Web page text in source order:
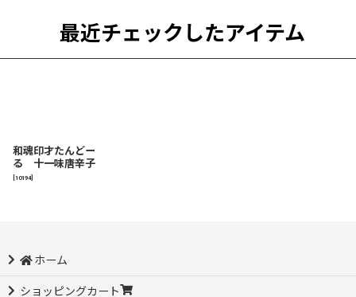
最近チェックしたアイテム
和魂印才たんどー
る 十一味唐辛子
10194]
ホーム
ショッピングカート